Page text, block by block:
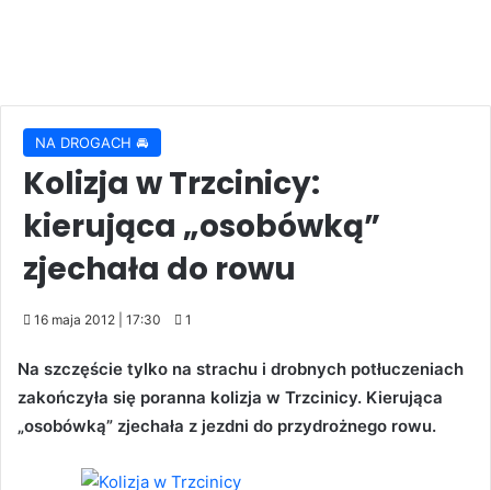
NA DROGACH 🚘
Kolizja w Trzcinicy:
kierująca „osobówką”
zjechała do rowu
16 maja 2012 | 17:30 1
Na szczęście tylko na strachu i drobnych potłuczeniach
zakończyła się poranna kolizja w Trzcinicy. Kierująca
„osobówką” zjechała z jezdni do przydrożnego rowu.